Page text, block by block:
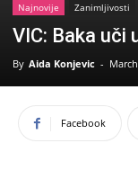
Najnovije Zanimljivosti
VIC: Baka uči
By Aida Konjevic -
Facebook